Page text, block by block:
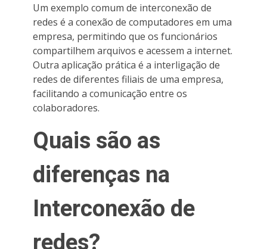
Um exemplo comum de interconexão de
redes é a conexão de computadores em uma
empresa, permitindo que os funcionários
compartilhem arquivos e acessem a internet.
Outra aplicação prática é a interligação de
redes de diferentes filiais de uma empresa,
facilitando a comunicação entre os
colaboradores.
Quais são as
diferenças na
Interconexão de